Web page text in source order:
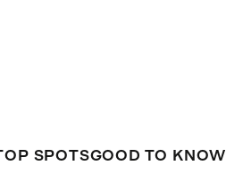
TOP SPOTSGOOD TO KNOW